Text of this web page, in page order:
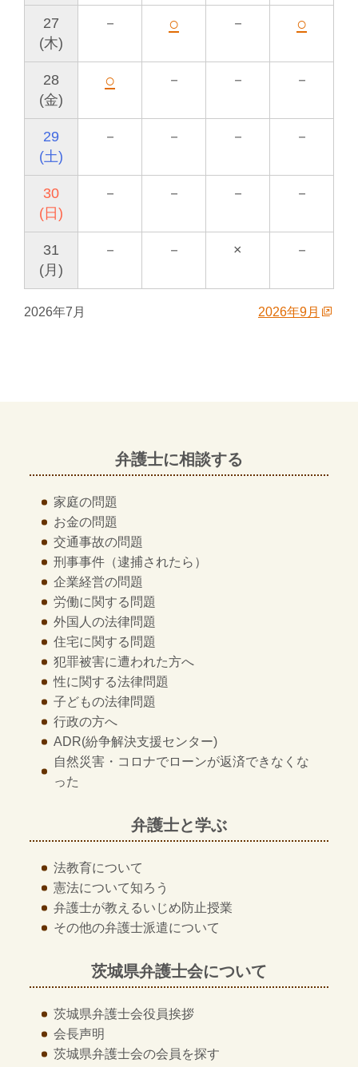
27
(木)
－ ○ － ○
28
(金)
○ － － －
29
(土)
－ － － －
30
(日)
－ － － －
31
(月)
－ － × －
2026年7月 2026年9月
弁護士に相談する
家庭の問題
お金の問題
交通事故の問題
刑事事件 （逮捕されたら）
企業経営の問題
労働に関する問題
外国人の法律問題
住宅に関する問題
犯罪被害に遭われた方へ
性に関する法律問題
子どもの法律問題
行政の方へ
ADR(紛争解決支援センター)
自然災害・コロナでローンが返済できなくな
った
弁護士と学ぶ
法教育について
憲法について知ろう
弁護士が教えるいじめ防止授業
その他の弁護士派遣について
茨城県弁護士会について
茨城県弁護士会役員挨拶
会長声明
茨城県弁護士会の会員を探す